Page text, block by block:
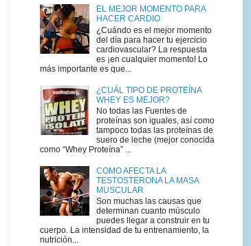
EL MEJOR MOMENTO PARA
HACER CARDIO
¿Cuándo es el mejor momento
del día para hacer tu ejercicio
cardiovascular? La respuesta
es ¡en cualquier momento! Lo
más importante es que...
¿CUÁL TIPO DE PROTEÍNA
WHEY ES MEJOR?
No todas las Fuentes de
proteínas son iguales, así como
tampoco todas las proteínas de
suero de leche (mejor conocida
como “Whey Proteína” ...
COMO AFECTA LA
TESTOSTERONA LA MASA
MUSCULAR
Son muchas las causas que
determinan cuanto músculo
puedes llegar a construir en tu
cuerpo. La intensidad de tu entrenamiento, la
nutrición...